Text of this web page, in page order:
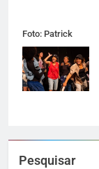
Foto: Patrick
Lima
Pesquisar